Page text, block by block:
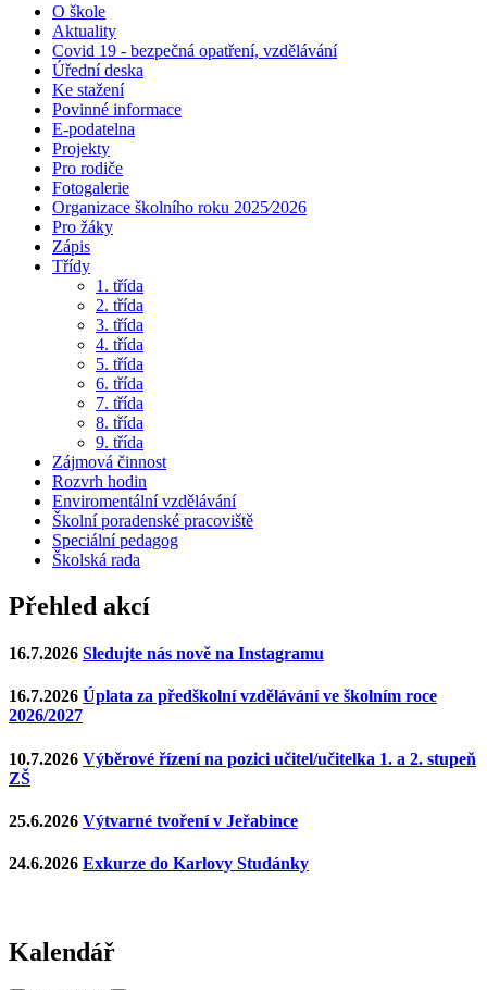
O škole
Aktuality
Covid 19 - bezpečná opatření, vzdělávání
Úřední deska
Ke stažení
Povinné informace
E-podatelna
Projekty
Pro rodiče
Fotogalerie
Organizace školního roku 2025⁄2026
Pro žáky
Zápis
Třídy
1. třída
2. třída
3. třída
4. třída
5. třída
6. třída
7. třída
8. třída
9. třída
Zájmová činnost
Rozvrh hodin
Enviromentální vzdělávání
Školní poradenské pracoviště
Speciální pedagog
Školská rada
Přehled akcí
16.7.2026 Sledujte nás nově na Instagramu
16.7.2026 Úplata za předškolní vzdělávání ve školním roce
2026/2027
10.7.2026 Výběrové řízení na pozici učitel/učitelka 1. a 2. stupeň
ZŠ
25.6.2026 Výtvarné tvoření v Jeřabince
24.6.2026 Exkurze do Karlovy Studánky
Kalendář